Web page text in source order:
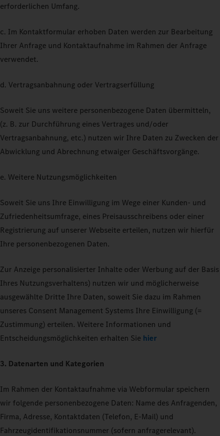
erforderlichen Umfang.
c. Im Kontaktformular erhoben Daten werden zur Bearbeitung
Ihrer Anfrage und Kontaktaufnahme im Rahmen der Anfrage
verwendet.
d. Vertragsanbahnung oder Vertragserfüllung
Soweit Sie uns weitere personenbezogene Daten übermitteln,
(z. B. zur Durchführung eines Vertrages und/oder
Vertragsanbahnung, etc.) nutzen wir Ihre Daten zu Zwecken der
Abwicklung und Abrechnung etwaiger Geschäftsvorgänge.
e. Weitere Nutzungsmöglichkeiten
Soweit Sie uns Ihre Einwilligung im Wege einer Kunden- und
Zufriedenheitsumfrage, eines Preisausschreibens oder einer
Registrierung auf unserer Webseite erteilen, nutzen wir hierfür
Ihre personenbezogenen Daten.
Zur Anzeige personalisierter Inhalte oder Werbung auf der Basis
Ihres Nutzungsverhaltens) nutzen wir und möglicherweise
ausgewählte Dritte Ihre Daten, soweit Sie dazu im Rahmen
unseres Consent Management Systems Ihre Einwilligung (=
Zustimmung) erteilen. Weitere Informationen und
Entscheidungsmöglichkeiten erhalten Sie hier
3. Datenarten und Kategorien
Im Rahmen der Kontaktaufnahme via Webformular speichern
wir folgende personenbezogene Daten: Name des Anfragenden,
Firma, Adresse, Kontaktdaten (Telefon, E-Mail) und
Fahrzeugidentifikationsnummer (sofern anfragerelevant).